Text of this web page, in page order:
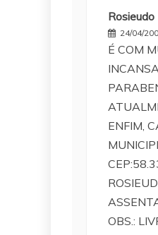
24/04/
É COM
ENFIM,
OBS.: